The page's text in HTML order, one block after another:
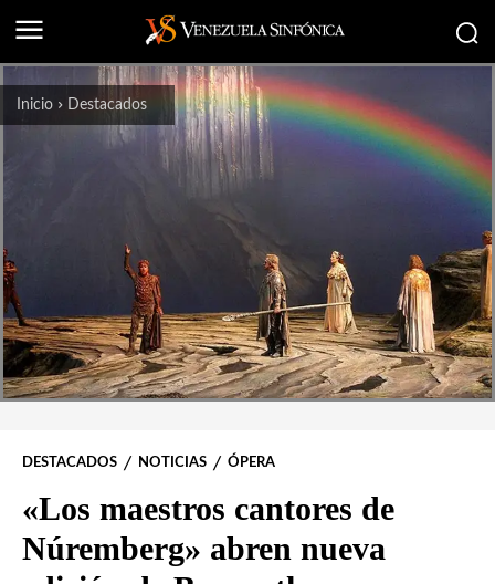
Inicio Destacados
DESTACADOS NOTICIAS ÓPERA
«Los maestros cantores de
Núremberg» abren nueva